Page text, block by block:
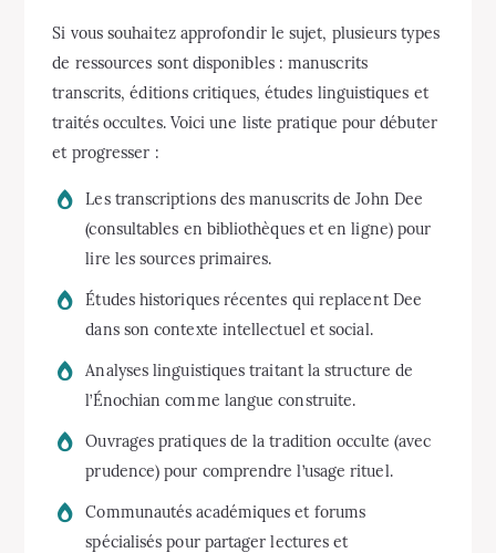
Si vous souhaitez approfondir le sujet, plusieurs types
de ressources sont disponibles : manuscrits
transcrits, éditions critiques, études linguistiques et
traités occultes. Voici une liste pratique pour débuter
et progresser :
Les transcriptions des manuscrits de John Dee
(consultables en bibliothèques et en ligne) pour
lire les sources primaires.
Études historiques récentes qui replacent Dee
dans son contexte intellectuel et social.
Analyses linguistiques traitant la structure de
l’Énochian comme langue construite.
Ouvrages pratiques de la tradition occulte (avec
prudence) pour comprendre l’usage rituel.
Communautés académiques et forums
spécialisés pour partager lectures et